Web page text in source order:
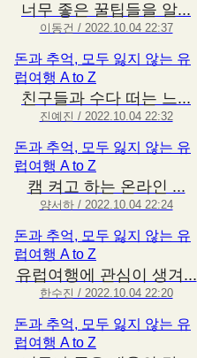
너무 좋은 꿀팁들을 알...
이동건 / 2022.10.04 22:37
돈과 추억, 모두 잃지 않는 유
럽여행 A to Z
친구들과 수다 떠는 느...
진예진 / 2022.10.04 22:32
돈과 추억, 모두 잃지 않는 유
럽여행 A to Z
캠 켜고 하는 온라인 ...
양서하 / 2022.10.04 22:24
돈과 추억, 모두 잃지 않는 유
럽여행 A to Z
유럽여행에 관심이 생겨...
한수진 / 2022.10.04 22:20
돈과 추억, 모두 잃지 않는 유
럽여행 A to Z